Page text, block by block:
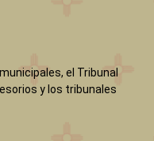
el Tribunal
y los tribunales